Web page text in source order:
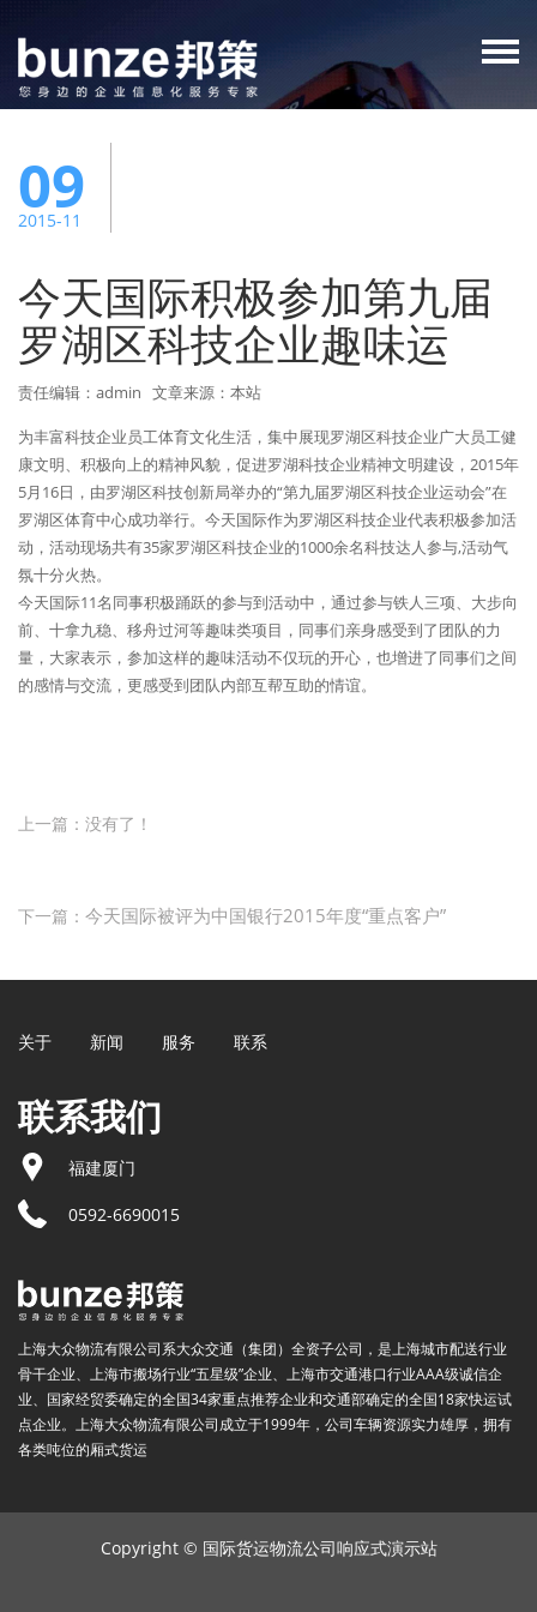
09
2015-11
今天国际积极参加第九届
罗湖区科技企业趣味运
责任编辑：admin 文章来源：本站
为丰富科技企业员工体育文化生活，集中展现罗湖区科技企业广大员工健
康文明、积极向上的精神风貌，促进罗湖科技企业精神文明建设，2015年
5月16日，由罗湖区科技创新局举办的“第九届罗湖区科技企业运动会”在
罗湖区体育中心成功举行。今天国际作为罗湖区科技企业代表积极参加活
动，活动现场共有35家罗湖区科技企业的1000余名科技达人参与,活动气
氛十分火热。
今天国际11名同事积极踊跃的参与到活动中，通过参与铁人三项、大步向
前、十拿九稳、移舟过河等趣味类项目，同事们亲身感受到了团队的力
量，大家表示，参加这样的趣味活动不仅玩的开心，也增进了同事们之间
的感情与交流，更感受到团队内部互帮互助的情谊。
上一篇：没有了！
下一篇： 今天国际被评为中国银行2015年度“重点客户”
关于 新闻 服务 联系
联系我们
福建厦门
0592-6690015
上海大众物流有限公司系大众交通（集团）全资子公司，是上海城市配送行业
骨干企业、上海市搬场行业“五星级”企业、上海市交通港口行业AAA级诚信企
业、国家经贸委确定的全国34家重点推荐企业和交通部确定的全国18家快运试
点企业。上海大众物流有限公司成立于1999年，公司车辆资源实力雄厚，拥有
各类吨位的厢式货运
Copyright © 国际货运物流公司响应式演示站